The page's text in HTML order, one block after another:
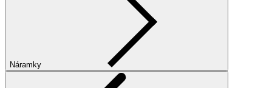
Náramky